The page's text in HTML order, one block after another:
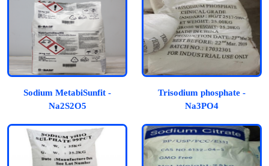
Sodium MetabiSunfit -
Na2S2O5
Trisodium phosphate -
Na3PO4